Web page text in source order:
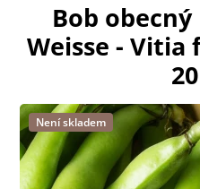
Bob
Weisse - Vitia
Není skladem